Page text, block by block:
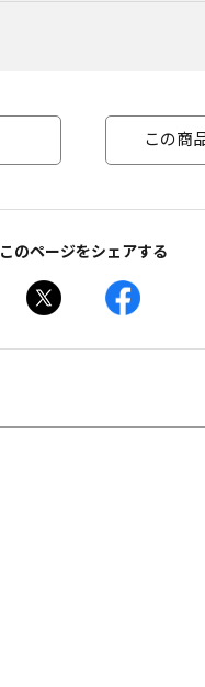
この商
このページをシェアする